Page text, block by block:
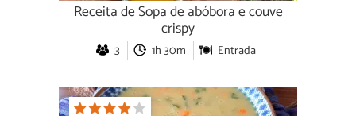
Receita de Sopa de abóbora e couve
crispy
3 1h 30m Entrada